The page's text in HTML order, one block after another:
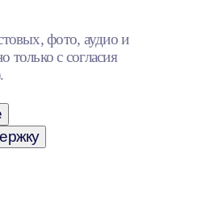
фото, аудио и
только с согласия